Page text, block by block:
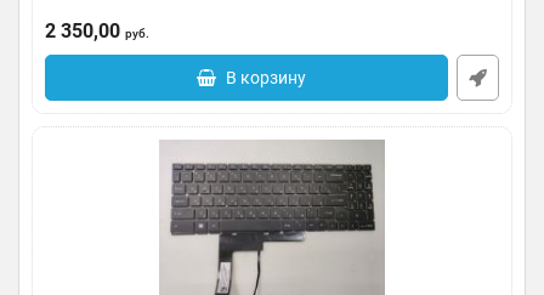
2 350,00 руб.
В корзину